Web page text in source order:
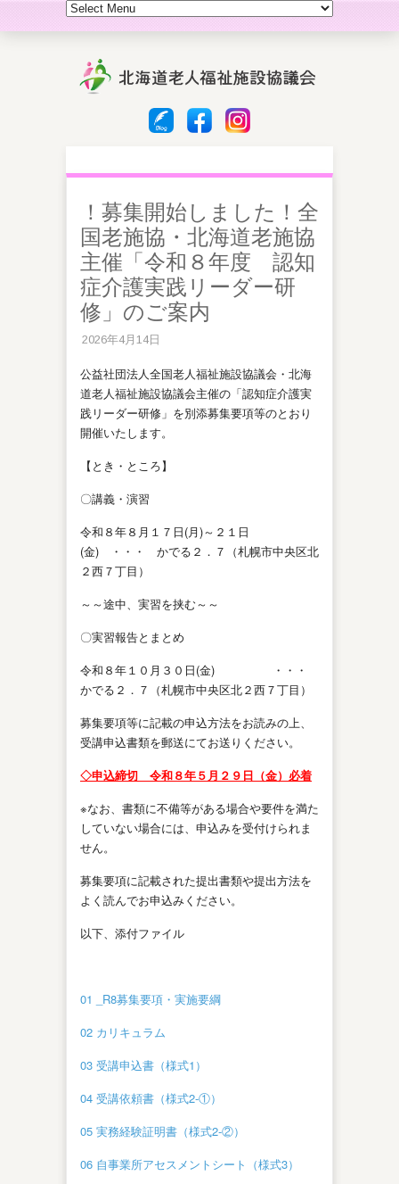
！募集開始しました！全
国老施協・北海道老施協
主催「令和８年度 認知
症介護実践リーダー研
修」のご案内
2026年4月14日
公益社団法人全国老人福祉施設協議会・北海
道老人福祉施設協議会主催の「認知症介護実
践リーダー研修」を別添募集要項等のとおり
開催いたします。
【とき・ところ】
〇講義・演習
令和８年８月１７日(月)～２１日
(金) ・・・ かでる２．７（札幌市中央区北
２西７丁目）
～～途中、実習を挟む～～
〇実習報告とまとめ
令和８年１０月３０日(金) ・・・
かでる２．７（札幌市中央区北２西７丁目）
募集要項等に記載の申込方法をお読みの上、
受講申込書類を郵送にてお送りください。
◇申込締切 令和８年５月２９日（金）必着
※なお、書類に不備等がある場合や要件を満た
していない場合には、申込みを受付けられま
せん。
募集要項に記載された提出書類や提出方法を
よく読んでお申込みください。
以下、添付ファイル
01 _R8募集要項・実施要綱
02 カリキュラム
03 受講申込書（様式1）
04 受講依頼書（様式2-①）
05 実務経験証明書（様式2-②）
06 自事業所アセスメントシート（様式3）